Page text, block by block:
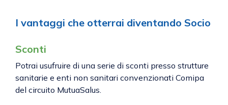
I vantaggi che otterrai diventando Socio
Sconti
Potrai usufruire di una serie di sconti presso strutture
sanitarie e enti non sanitari convenzionati Comipa
del circuito MutuaSalus.